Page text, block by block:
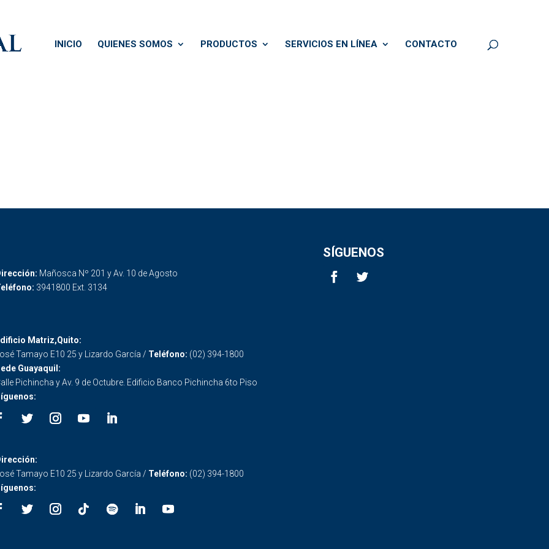
INICIO QUIENES SOMOS PRODUCTOS SERVICIOS EN LÍNEA CONTACTO
Mañosca Nº 201 y Av. 10 de Agosto
3941800 Ext. 3134
SÍGUENOS
Matriz,Quito:
Tamayo E10 25 y Lizardo García / Teléfono: (02) 394-1800
Guayaquil:
Pichincha y Av. 9 de Octubre. Edificio Banco Pichincha 6to Piso
Tamayo E10 25 y Lizardo García / Teléfono: (02) 394-1800